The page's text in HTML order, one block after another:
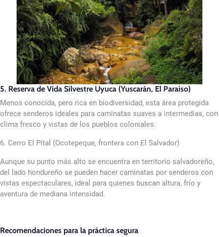
5. Reserva de Vida Silvestre Uyuca (Yuscarán, El Paraíso)
Menos conocida, pero rica en biodiversidad, esta área protegida
ofrece senderos ideales para caminatas suaves a intermedias, con
clima fresco y vistas de los pueblos coloniales.
6. Cerro El Pital (Ocotepeque, frontera con El Salvador)
Aunque su punto más alto se encuentra en territorio salvadoreño,
del lado hondureño se pueden hacer caminatas por senderos con
vistas espectaculares, ideal para quienes buscan altura, frío y
aventura de mediana intensidad.
Recomendaciones para la práctica segura